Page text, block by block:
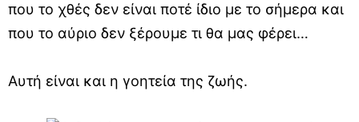
που το χθές δεν είναι ποτέ ίδιο με το σήμερα και
που το αύριο δεν ξέρουμε τι θα μας φέρει…
Αυτή είναι και η γοητεία της ζωής.